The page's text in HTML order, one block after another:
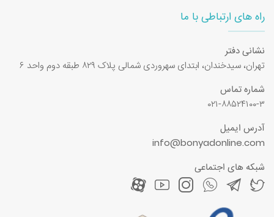
راه های ارتباطی با ما
نشانی دفتر
تهران، سیدخندان، ابتدای سهروردی شمالی پلاک ۸۲۹ طبقه دوم واحد ۶
شماره تماس
۰۲۱-۸۸۵۲۴۱۰۰-۳
آدرس ایمیل
info@bonyadonline.com
شبکه های اجتماعی